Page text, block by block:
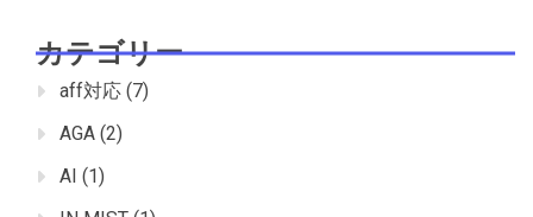
カテゴリー
aff対応 (7)
AGA (2)
AI (1)